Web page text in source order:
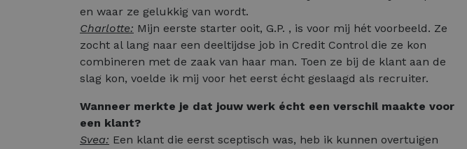
en waar ze gelukkig van wordt.
Charlotte: Mijn eerste starter ooit, G.P. , is voor mij hét voorbeeld. Ze
zocht al lang naar een deeltijdse job in Credit Control die ze kon
combineren met de zaak van haar man. Toen ze bij de klant aan de
slag kon, voelde ik mij voor het eerst écht geslaagd als recruiter.
Wanneer merkte je dat jouw werk écht een verschil maakte voor
een klant?
Svea: Een klant die eerst sceptisch was, heb ik kunnen overtuigen